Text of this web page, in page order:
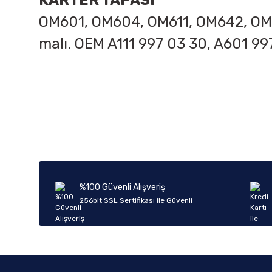
OM601, OM604, OM611, OM642,
malı. OEM A111 997 03 30, A601
Ürün fiyatı diğer sitelerden daha pahalı.
Bu ürüne benzer farklı alternatifler olmalı.
%100 Güvenli Alışveriş
256bit SSL Sertifikası ile Güvenli